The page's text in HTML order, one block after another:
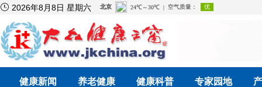
 2026年8月8日 星期六
健康新闻 养老健康 健康科普 专家园地